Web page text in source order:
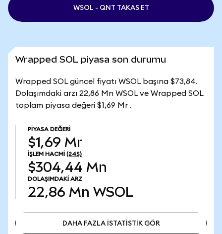
WSOL - QNT TAKAS ET
Wrapped SOL piyasa son durumu
Wrapped SOL güncel fiyatı WSOL başına $73,84.
Dolaşımdaki arzı 22,86 Mn WSOL ve Wrapped SOL
toplam piyasa değeri $1,69 Mr .
PIYASA DEĞERI
$1,69 Mr
İŞLEM HACMI (24S)
$304,44 Mn
DOLAŞIMDAKI ARZ
22,86 Mn WSOL
DAHA FAZLA İSTATİSTİK GÖR